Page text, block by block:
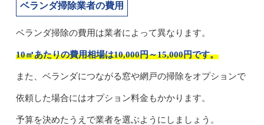
ベランダ掃除業者の費用
ベランダ掃除の費用は業者によって異なります。
10㎡あたりの費用相場は10,000円～15,000円です。
また、ベランダにつながる窓や網戸の掃除をオプションで
依頼した場合にはオプション料金もかかります。
予算を決めたうえで業者を選ぶようにしましょう。